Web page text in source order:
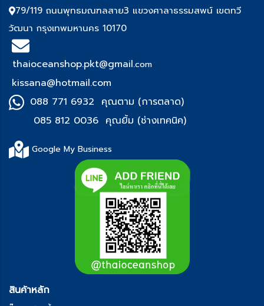
79/119 ถนนพุทธมณฑลสาย3 แขวงศาลาธรรมสพน์ เขตทวี
วัฒนา กรุงเทพมหานคร 10170
thaioceanshop.pkt@gmail.com
kissana@hotmail.com
088 771 6932 คุณตาม (การตลาด)
085 812 0036 คุณยิ้ม (ช่างเทคนิค)
Google My Business
สินค้าหลัก